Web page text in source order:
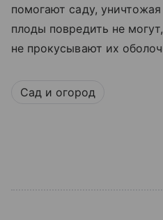
помогают саду,
плоды повредить не
не прокусывают их
Сад и огород